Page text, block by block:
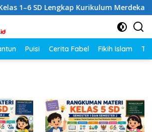
SD Lengkap Kurikulum Merdeka
Puisi Cerita Fabel Fikih Islam